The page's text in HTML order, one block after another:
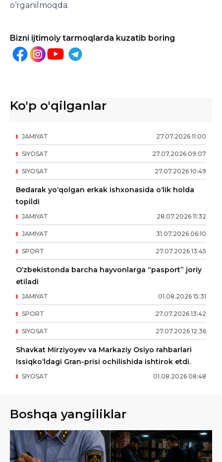
o‘rganilmoqda.
Bizni ijtimoiy tarmoqlarda kuzatib boring
Ko'p o'qilganlar
27.07.2026 11:00
JAMIYAT
27.07.2026 09:07
SIYOSAT
27.07.2026 10:49
SIYOSAT
Bedarak yo‘qolgan erkak ishxonasida o‘lik holda
topildi
28.07.2026 11:32
JAMIYAT
31.07.2026 06:10
JAMIYAT
27.07.2026 13:45
SPORT
O‘zbekistonda barcha hayvonlarga “pasport” joriy
etiladi
01.08.2026 15:31
JAMIYAT
27.07.2026 13:42
SPORT
27.07.2026 12:36
SIYOSAT
Shavkat Mirziyoyev va Markaziy Osiyo rahbarlari
Issiqko‘ldagi Gran-prisi ochilishida ishtirok etdi.
01.08.2026 08:48
SIYOSAT
Boshqa yangiliklar